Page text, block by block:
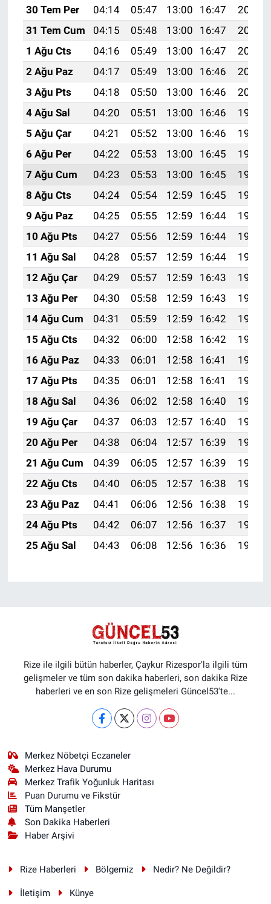
30 Tem Per
04:14 05:47 13:00 16:47
20:03
31 Tem Cum
04:15 05:48 13:00 16:47
20:02
1 Ağu Cts
04:16 05:49 13:00 16:47
20:02
2 Ağu Paz
04:17 05:49 13:00 16:46
20:01
3 Ağu Pts
04:18 05:50 13:00 16:46
20:00
4 Ağu Sal
04:20 05:51 13:00 16:46
19:59
5 Ağu Çar
04:21 05:52 13:00 16:46
19:58
6 Ağu Per
04:22 05:53 13:00 16:45
19:57
7 Ağu Cum
04:23 05:53 13:00 16:45
19:56
8 Ağu Cts
04:24 05:54 12:59 16:45
19:55
9 Ağu Paz
04:25 05:55 12:59 16:44
19:54
10 Ağu Pts
04:27 05:56 12:59 16:44
19:53
11 Ağu Sal
04:28 05:57 12:59 16:44
19:51
12 Ağu Çar
04:29 05:57 12:59 16:43
19:50
13 Ağu Per
04:30 05:58 12:59 16:43
19:49
14 Ağu Cum
04:31 05:59 12:59 16:42
19:48
15 Ağu Cts
04:32 06:00 12:58 16:42
19:47
16 Ağu Paz
04:33 06:01 12:58 16:41
19:46
17 Ağu Pts
04:35 06:01 12:58 16:41
19:44
18 Ağu Sal
04:36 06:02 12:58 16:40
19:43
19 Ağu Çar
04:37 06:03 12:57 16:40
19:42
20 Ağu Per
04:38 06:04 12:57 16:39
19:41
21 Ağu Cum
04:39 06:05 12:57 16:39
19:39
22 Ağu Cts
04:40 06:05 12:57 16:38
19:38
23 Ağu Paz
04:41 06:06 12:56 16:38
19:37
24 Ağu Pts
04:42 06:07 12:56 16:37
19:36
25 Ağu Sal
04:43 06:08 12:56 16:36 19:34
Rize ile ilgili bütün haberler, Çaykur Rizespor'la ilgili tüm
gelişmeler ve tüm son dakika haberleri, son dakika Rize
haberleri ve en son Rize gelişmeleri Güncel53'te...
Merkez Nöbetçi Eczaneler
Merkez Hava Durumu
Merkez Trafik Yoğunluk Haritası
Puan Durumu ve Fikstür
Tüm Manşetler
Son Dakika Haberleri
Haber Arşivi
Rize Haberleri Bölgemiz Nedir? Ne Değildir?
İletişim Künye